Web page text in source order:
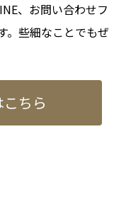
、お問い合わせフ
。些細なことでもぜ
ちら